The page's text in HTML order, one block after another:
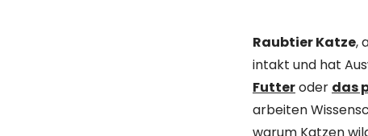
Raubtier Katze,
intakt und hat
Futteroder das
arbeiten